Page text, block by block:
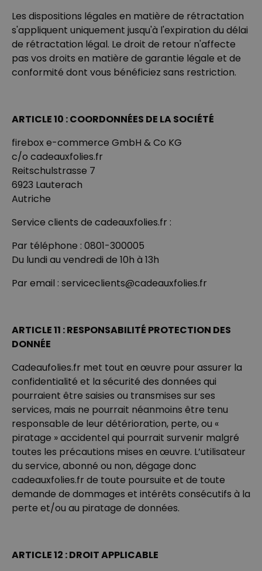
Les dispositions légales en matière de rétractation
s'appliquent uniquement jusqu'à l'expiration du délai
de rétractation légal. Le droit de retour n'affecte
pas vos droits en matière de garantie légale et de
conformité dont vous bénéficiez sans restriction.
ARTICLE 10 : COORDONNÉES DE LA SOCIÉTÉ
firebox e-commerce GmbH & Co KG
c/o cadeauxfolies.fr
Reitschulstrasse 7
6923 Lauterach
Autriche
Service clients de cadeauxfolies.fr :
Par téléphone : 0801-300005
Du lundi au vendredi de 10h à 13h
Par email : serviceclients@cadeauxfolies.fr
ARTICLE 11 : RESPONSABILITÉ PROTECTION DES
DONNÉE
Cadeaufolies.fr met tout en œuvre pour assurer la
confidentialité et la sécurité des données qui
pourraient être saisies ou transmises sur ses
services, mais ne pourrait néanmoins être tenu
responsable de leur détérioration, perte, ou «
piratage » accidentel qui pourrait survenir malgré
toutes les précautions mises en œuvre. L’utilisateur
du service, abonné ou non, dégage donc
cadeauxfolies.fr de toute poursuite et de toute
demande de dommages et intérêts consécutifs à la
perte et/ou au piratage de données.
ARTICLE 12 : DROIT APPLICABLE